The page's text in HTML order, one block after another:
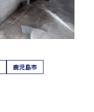
鹿児島市